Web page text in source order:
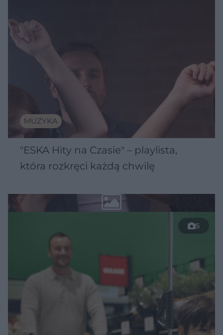
MUZYKA
"ESKA Hity na Czasie" – playlista,
która rozkręci każdą chwilę
5